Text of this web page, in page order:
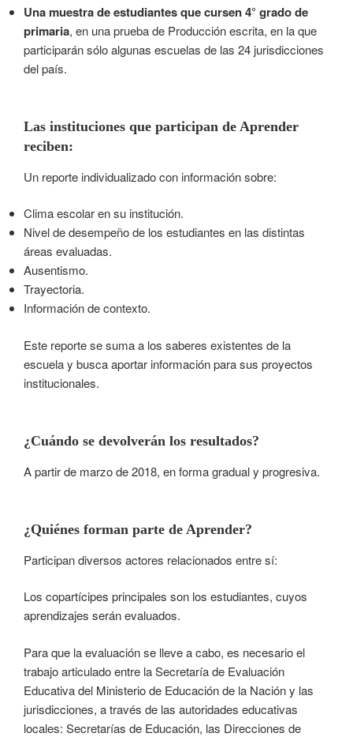
Una muestra de estudiantes que cursen 4° grado de
primaria, en una prueba de Producción escrita, en la que
participarán sólo algunas escuelas de las 24 jurisdicciones
del país.
Las instituciones que participan de Aprender
reciben:
Un reporte individualizado con información sobre:
Clima escolar en su institución.
Nivel de desempeño de los estudiantes en las distintas
áreas evaluadas.
Ausentismo.
Trayectoria.
Información de contexto.
Este reporte se suma a los saberes existentes de la
escuela y busca aportar información para sus proyectos
institucionales.
¿Cuándo se devolverán los resultados?
A partir de marzo de 2018, en forma gradual y progresiva.
¿Quiénes forman parte de Aprender?
Participan diversos actores relacionados entre sí:
Los copartícipes principales son los estudiantes, cuyos
aprendizajes serán evaluados.
Para que la evaluación se lleve a cabo, es necesario el
trabajo articulado entre la Secretaría de Evaluación
Educativa del Ministerio de Educación de la Nación y las
jurisdicciones, a través de las autoridades educativas
locales: Secretarías de Educación, las Direcciones de